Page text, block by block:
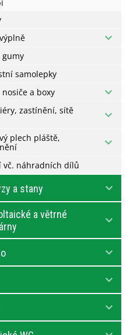
gumy
samolepky
a boxy
zastínění, sítě
plech pláště,
vč. náhradních dílů
a stany
a větrné